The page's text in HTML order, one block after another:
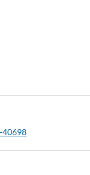
40698